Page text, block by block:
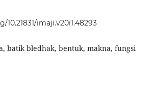
10.21831/imaji.v20i1.48293
batik bledhak, bentuk, makna, fungsi